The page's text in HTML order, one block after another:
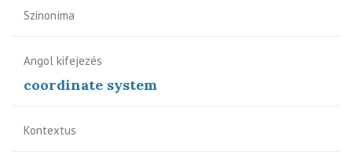
Szinoníma
Angol kifejezés
coordinate system
Kontextus